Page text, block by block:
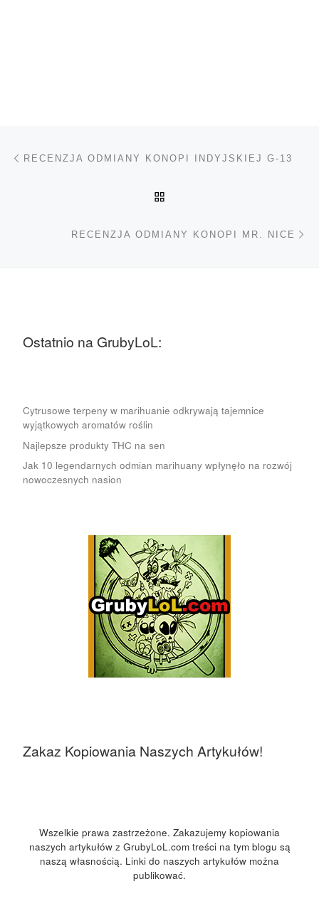
Nawigacja wpisu
RECENZJA ODMIANY KONOPI INDYJSKIEJ G-13
RECENZJA ODMIANY KONOPI MR. NICE
Ostatnio na GrubyLoL:
Cytrusowe terpeny w marihuanie odkrywają tajemnice
wyjątkowych aromatów roślin
Najlepsze produkty THC na sen
Jak 10 legendarnych odmian marihuany wpłynęło na rozwój
nowoczesnych nasion
Zakaz Kopiowania Naszych Artykułów!
Wszelkie prawa zastrzeżone. Zakazujemy kopiowania
naszych artykułów z GrubyLoL.com treści na tym blogu są
naszą własnością. Linki do naszych artykułów można
publikować.